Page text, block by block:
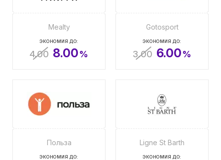
Mealty
ЭКОНОМИЯ ДО:
4.00 8.00%
Gotosport
ЭКОНОМИЯ ДО:
3.00 6.00%
Польза
ЭКОНОМИЯ ДО:
Ligne St Barth
ЭКОНОМИЯ ДО: